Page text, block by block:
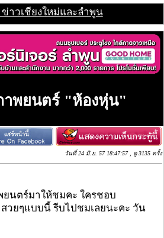
ข่าวเชียงใหม่และลำพูน
าพยนตร์ "ห้องหุ่น"
วันที่ 24 มิ.ย. 57 18:47:57 , ดู 3135 ครั้ง
ยนตร์มาให้ชมคะ ใครชอบ
วยๆแบบนี้ รีบไปชมเลยนะคะ วัน